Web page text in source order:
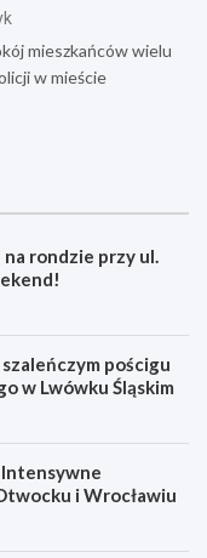
mieszkańców wielu
w mieście
rondzie przy ul.
pościgu
w Lwówku Śląskim
i Wrocławiu